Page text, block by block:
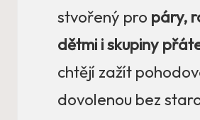
stvořený pro páry,
dětmi i skupiny
chtějí zažít
dovolenou bez